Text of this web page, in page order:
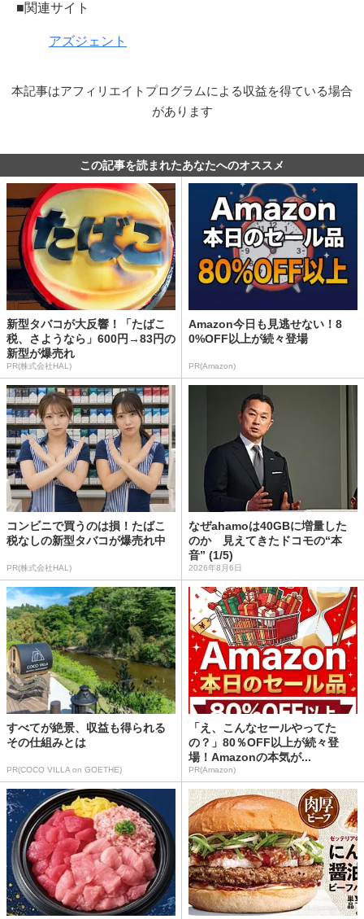
■関連サイト
アズジェント
本記事はアフィリエイトプログラムによる収益を得ている場合
があります
この記事を読まれたあなたへのオススメ
新型タバコが大反響！「たばこ
税、さようなら」600円→83円の
新型が爆売れ
PR(株式会社HAL)
Amazon今日も見逃せない！8
0%OFF以上が続々登場
PR(Amazon)
コンビニで買うのは損！たばこ
税なしの新型タバコが爆売れ中
PR(株式会社HAL)
なぜahamoは40GBに増量した
のか 見えてきたドコモの“本
音” (1/5)
2026年8月6日
すべてが絶景、収益も得られる
その仕組みとは
PR(COCO VILLA on GOETHE)
「え、こんなセールやってた
の？」80％OFF以上が続々登
場！Amazonの本気が...
PR(Amazon)